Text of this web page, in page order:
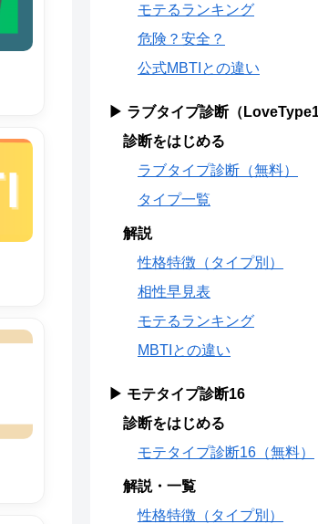
モテるランキング
危険？安全？
公式MBTIとの違い
▶ ラブタイプ診断（
診断をはじめる
ラブタイプ診断（無料）
タイプ一覧
解説
性格特徴（タイプ別）
相性早見表
モテるランキング
MBTIとの違い
▶ モテタイプ診断16
診断をはじめる
モテタイプ診断16（無料）
解説・一覧
性格特徴（タイプ別）